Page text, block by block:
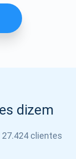
dizem
clientes